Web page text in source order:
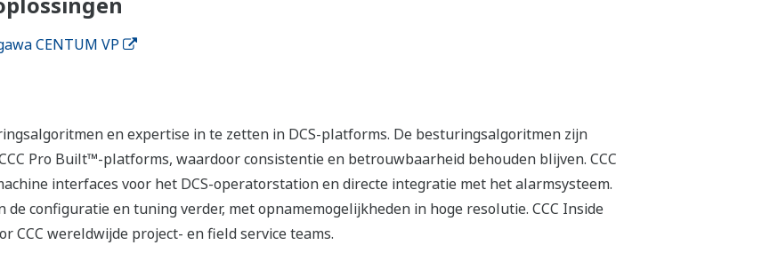
CENTUM VP
en expertise in te zetten in DCS-platforms. De besturingsalgoritmen zijn
Pro Built™-platforms, waardoor consistentie en betrouwbaarheid behouden blijven. CCC
interfaces voor het DCS-operatorstation en directe integratie met het alarmsysteem.
configuratie en tuning verder, met opnamemogelijkheden in hoge resolutie. CCC Inside
CCC wereldwijde project- en field service teams.